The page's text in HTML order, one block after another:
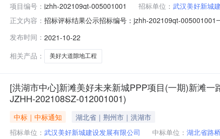
项目编号： jzhh-202109qt-005001001 招标单位： 武汉美好新城
正文内容： 招标评标结果公示招标编号：jzhh-202109qt-
设发展有限公司已经确认评标结果，现进行评标结果公
林建设
发布时间： 2021-10-22
相关产品：
美好大道隙地工程
[洪湖市中心]新滩美好未来新城PPP项目(一期)新滩
JZHH-202108SZ-012001001)
中标｜中标通知
湖北省｜荆州市｜洪湖市
招标单位： 武汉美好新城建设发展有限公司 中标单位： 湖北省路